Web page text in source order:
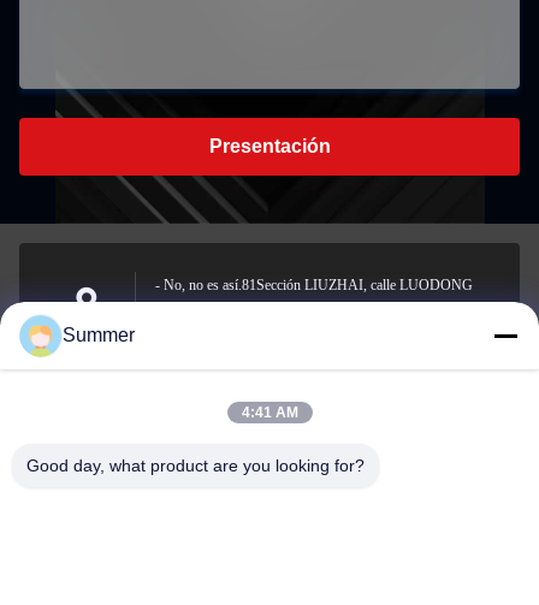
Presentación
Dirección
- No, no es así.81Sección LIUZHAI, calle LUODONG
Email
sale2@zhejiangyuhao.com
Summer
4:41 AM
Good day, what product are you looking for?